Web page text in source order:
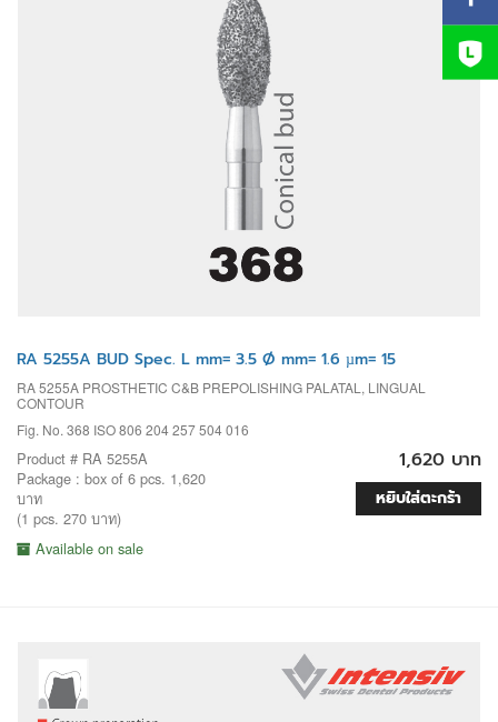
RA 5255A BUD Spec. L mm= 3.5 Ø mm= 1.6 µm= 15
RA 5255A PROSTHETIC C&B PREPOLISHING PALATAL, LINGUAL
CONTOUR
Fig. No. 368 ISO 806 204 257 504 016
Product # RA 5255A
Package : box of 6 pcs. 1,620
บาท
(1 pcs. 270 บาท)
Available on sale
1,620 บาท
หยิบใส่ตะกร้า